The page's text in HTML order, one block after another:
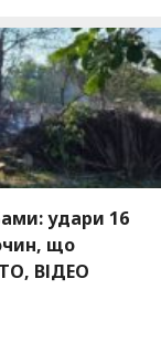
удари 16
що
ВІДЕО